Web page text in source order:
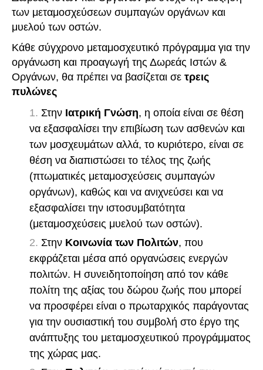
των μεταμοσχεύσεων συμπαγών οργάνων και
μυελού των οστών.
Κάθε σύγχρονο μεταμοσχευτικό πρόγραμμα για την
οργάνωση και προαγωγή της Δωρεάς Ιστών &
Οργάνων, θα πρέπει να βασίζεται σε τρεις
πυλώνες
Στην Ιατρική Γνώση, η οποία είναι σε θέση
να εξασφαλίσει την επιβίωση των ασθενών και
των μοσχευμάτων αλλά, το κυριότερο, είναι σε
θέση να διαπιστώσει το τέλος της ζωής
(πτωματικές μεταμοσχεύσεις συμπαγών
οργάνων), καθώς και να ανιχνεύσει και να
εξασφαλίσει την ιστοσυμβατότητα
(μεταμοσχεύσεις μυελού των οστών).
Στην Κοινωνία των Πολιτών, που
εκφράζεται μέσα από οργανώσεις ενεργών
πολιτών. Η συνειδητοποίηση από τον κάθε
πολίτη της αξίας του δώρου ζωής που μπορεί
να προσφέρει είναι ο πρωταρχικός παράγοντας
για την ουσιαστική του συμβολή στο έργο της
ανάπτυξης του μεταμοσχευτικού προγράμματος
της χώρας μας.